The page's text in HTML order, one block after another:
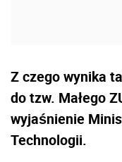
Z czego wynika
do tzw. Małego
wyjaśnienie
Technologii.